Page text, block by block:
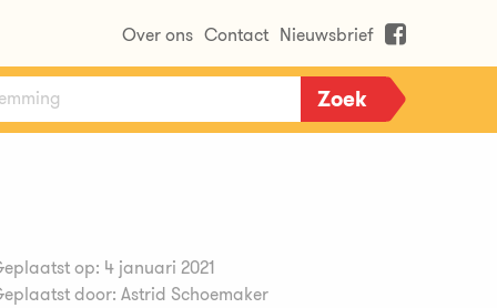
Over ons Contact Nieuwsbrief
op: 4 januari 2021
door: Astrid Schoemaker